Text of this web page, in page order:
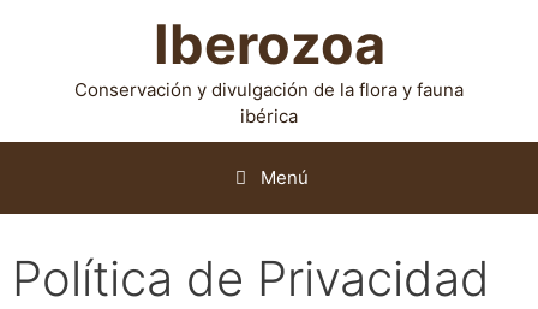
Iberozoa
Conservación y divulgación de la flora y fauna
ibérica
Menú
Política de Privacidad